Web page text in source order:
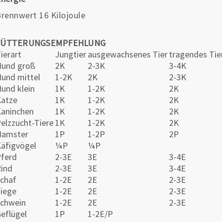
16 Kilojoule
Jungtierausgewachsenes Tiertragendes
groß
2K 2-3K
3-4K
mittel
1-2K 2K
2-3K
klein
1K 1-2K
2K
1K 1-2K
2K
1K 1-2K
2K
Tiere1K 1-2K
2K
1P 1-2P
2P
¼P
¼P
2-3E 3E
3-4E
2-3E 3E
3-4E
1-2E 2E
2-3E
1-2E 2E
2-3E
1-2E 2E
2-3E
1P
1-2E/P